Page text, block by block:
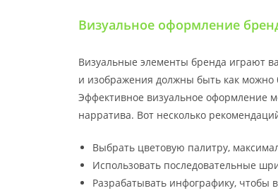
Визуальное оформление
Визуальные элементы бренда играют
и изображения должны быть как
Эффективное визуальное оформление
нарратива. Вот несколько
Выбрать цветовую палитру,
Использовать последовательные
Разрабатывать инфографику, чтобы